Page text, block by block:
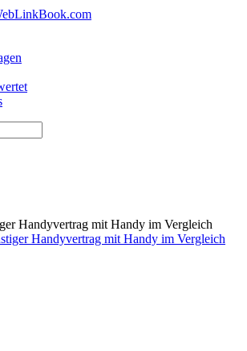
Handyvertrag mit Handy im Vergleich